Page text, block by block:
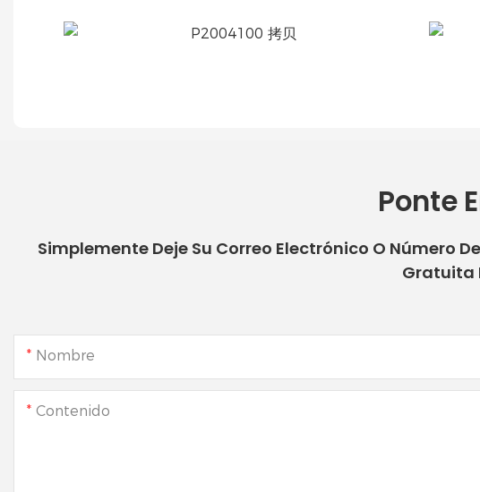
Ponte
Simplemente Deje Su Correo Electrónico O Número
Gratuita
Nombre
Contenido